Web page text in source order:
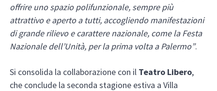
offrire uno spazio polifunzionale, sempre più
attrattivo e aperto a tutti, accogliendo manifestazioni
di grande rilievo e carattere nazionale, come la Festa
Nazionale dell’Unità, per la prima volta a Palermo”.
Si consolida la collaborazione con il Teatro Libero,
che conclude la seconda stagione estiva a Villa